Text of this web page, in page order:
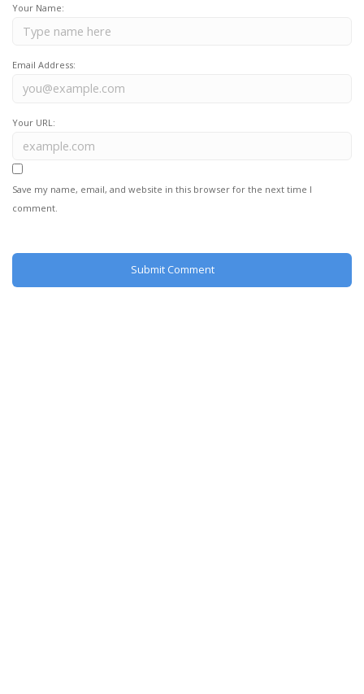
Your Name:
Email Address:
Your URL:
Save my name, email, and website in this browser for the next time I
comment.